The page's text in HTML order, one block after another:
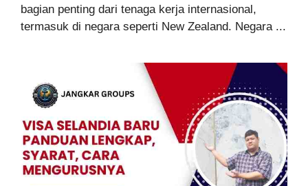
bagian penting dari tenaga kerja internasional,
termasuk di negara seperti New Zealand. Negara ...